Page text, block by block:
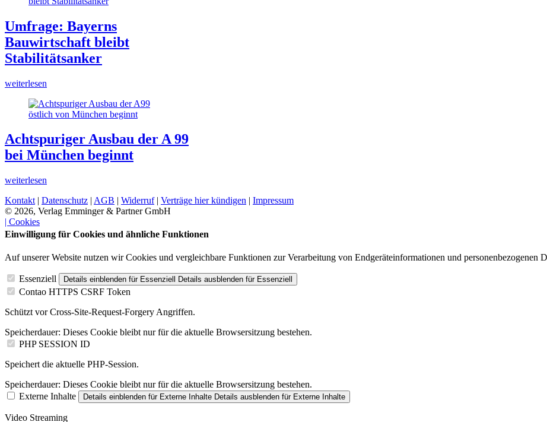
Umfrage: Bayerns
Bauwirtschaft bleibt
Stabilitätsanker
weiterlesen
Achtspuriger Ausbau der A 99
bei München beginnt
weiterlesen
Kontakt | Datenschutz | AGB | Widerruf| Verträge hier kündigen | Impressum
© 2026, Verlag Emminger & Partner GmbH
| Cookies
Einwilligung für Cookies und ähnliche Funktionen
Auf unserer Website nutzen wir Cookies und vergleichbare Funktionen zur Verarbeitung von Endgeräteinformationen und personenbezogenen
Essenziell Details einblenden für Essenziell Details ausblenden für Essenziell
Contao HTTPS CSRF Token
Schützt vor Cross-Site-Request-Forgery Angriffen.
Speicherdauer: Dieses Cookie bleibt nur für die aktuelle Browsersitzung bestehen.
PHP SESSION ID
Speichert die aktuelle PHP-Session.
Speicherdauer: Dieses Cookie bleibt nur für die aktuelle Browsersitzung bestehen.
Externe Inhalte
Details einblenden für Externe Inhalte Details ausblenden für Externe Inhalte
Video Streaming